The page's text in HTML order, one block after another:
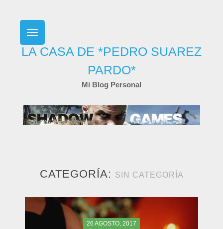
LA CASA DE *PEDRO SUAREZ
PARDO*
Mi Blog Personal
CATEGORÍA: SIN CATEGORÍA
26 AGOSTO, 2017